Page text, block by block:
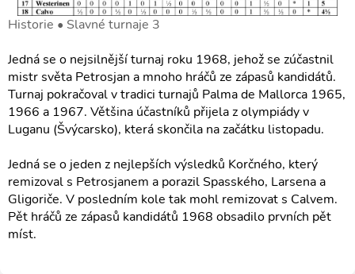
Historie • Slavné turnaje 3
Jedná se o nejsilnější turnaj roku 1968, jehož se zúčastnil
mistr světa Petrosjan a mnoho hráčů ze zápasů kandidátů.
Turnaj pokračoval v tradici turnajů Palma de Mallorca 1965,
1966 a 1967. Většina účastníků přijela z olympiády v
Luganu (Švýcarsko), která skončila na začátku listopadu.
Jedná se o jeden z nejlepších výsledků Korčného, který
remizoval s Petrosjanem a porazil Spasského, Larsena a
Gligoriče. V posledním kole tak mohl remizovat s Calvem.
Pět hráčů ze zápasů kandidátů 1968 obsadilo prvních pět
míst.